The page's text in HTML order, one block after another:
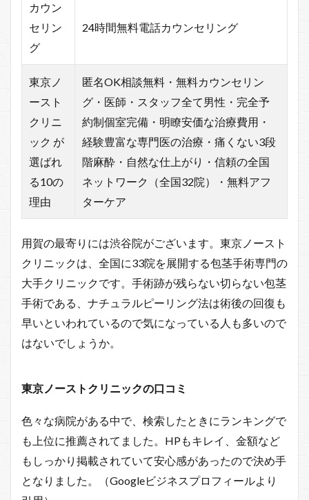
カウン
セリン
グ
24時間無料電話カウンセリング
東京ノ
ースト
クリニ
ック が
選ばれ
る10の
理由
匿名OK相談無料・無料カウンセリン
グ・医師・スタッフ全て男性・完全予
約制個室完備・明瞭安価な治療費用・
経験豊富な専門医の治療・痛くない3段
階麻酔・自然な仕上がり・信頼の全国
ネットワーク（全国32院）・無料アフ
ターケア
用賀の最寄りには渋谷院がございます。東京ノースト
クリニックは、全国に33院を展開する包茎手術専門の
大手クリニックです。手術跡が残らない切らない包茎
手術である、ナチュラルピーリング法は術後の回復も
早いといわれているので気になっている人も多いので
はないでしょうか。
東京ノーストクリニックの口コミ
色々な病院がある中で、検索したときにランキングで
も上位に推薦されてました。HPもキレイ、金額など
もしっかり掲載されていて安心感があったので決め手
となりました。（Googleビジネスプロフィールより